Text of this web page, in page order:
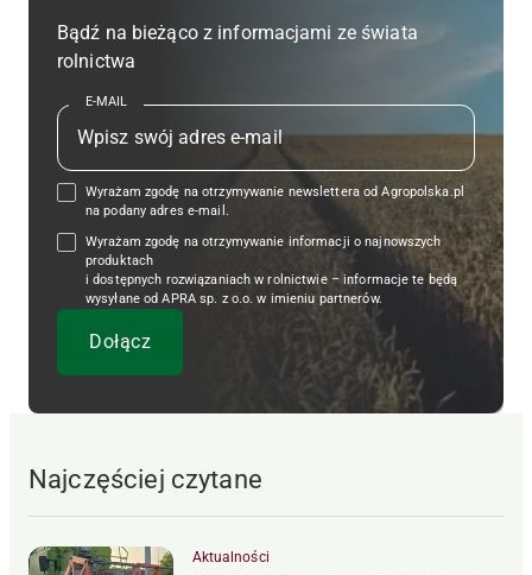
Bądź na bieżąco z informacjami ze świata
rolnictwa
E-MAIL
Wyrażam zgodę na otrzymywanie newslettera od Agropolska.pl
na podany adres e-mail.
Wyrażam zgodę na otrzymywanie informacji o najnowszych
produktach
i dostępnych rozwiązaniach w rolnictwie – informacje te będą
wysyłane od APRA sp. z o.o. w imieniu partnerów.
Najczęściej czytane
Aktualności